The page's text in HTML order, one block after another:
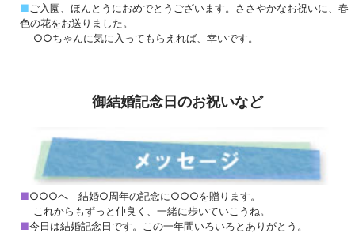
■ ご入園、ほんとうにおめでとうございます。ささやかなお祝いに、春
色の花をお送りました。
○○ちゃんに気に入ってもらえれば、幸いです。
御結婚記念日のお祝いなど
■○○○へ 結婚○周年の記念に○○○を贈ります。
これからもずっと仲良く、一緒に歩いていこうね。
■今日は結婚記念日です。この一年間いろいろとありがとう。